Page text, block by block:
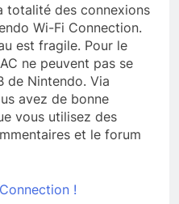
totalité des connexions
Wi-Fi Connection.
est fragile. Pour le
ne peuvent pas se
de Nintendo. Via
avez de bonne
vous utilisez des
et le forum
!